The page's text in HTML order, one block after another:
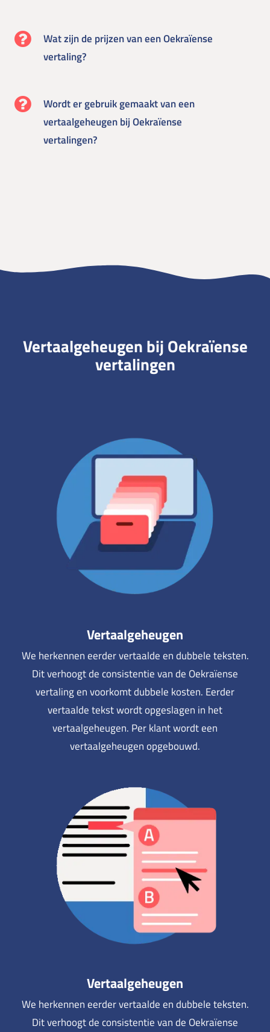
Wat zijn de prijzen van een Oekraïense
vertaling?
Wordt er gebruik gemaakt van een
vertaalgeheugen bij Oekraïense
vertalingen?
Vertaalgeheugen bij Oekraïense
vertalingen
Vertaalgeheugen
We herkennen eerder vertaalde en dubbele teksten.
Dit verhoogt de consistentie van de Oekraïense
vertaling en voorkomt dubbele kosten. Eerder
vertaalde tekst wordt opgeslagen in het
vertaalgeheugen. Per klant wordt een
vertaalgeheugen opgebouwd.
Vertaalgeheugen
We herkennen eerder vertaalde en dubbele teksten.
Dit verhoogt de consistentie van de Oekraïense